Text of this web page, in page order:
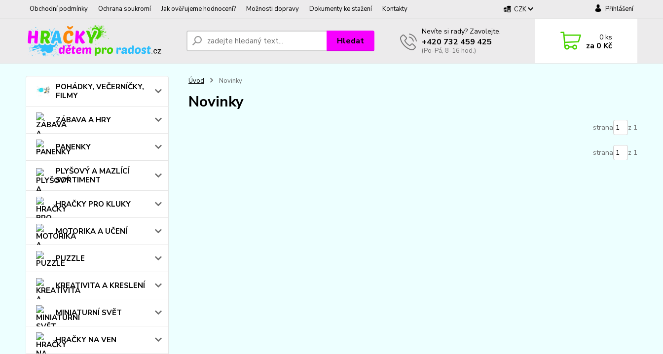
Obchodní podmínky Ochrana soukromí Jak ověřujeme hodnocení? Možnosti dopravy Dokumenty ke stažení Kontakty CZK Přihlášení
Hledat
Nevíte si rady? Zavolejte.
+420 732 459 425
(Po-Pá, 8-16 hod.)
0ks
za 0 Kč
POHÁDKY, VEČERNÍČKY,
FILMY
ZÁBAVA A HRY
PANENKY
PLYŠOVÝ A MAZLÍCÍ
SORTIMENT
HRAČKY PRO KLUKY
MOTORIKA A UČENÍ
PUZZLE
KREATIVITA A KRESLENÍ
MINIATURNÍ SVĚT
HRAČKY NA VEN
Úvod Novinky
Novinky
strana z 1
strana z 1